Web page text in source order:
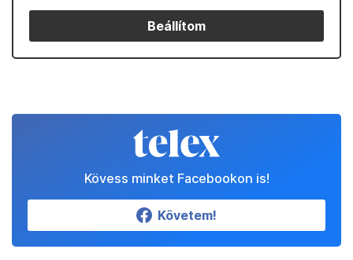
Beállítom
Kövess minket Facebookon is!
Követem!